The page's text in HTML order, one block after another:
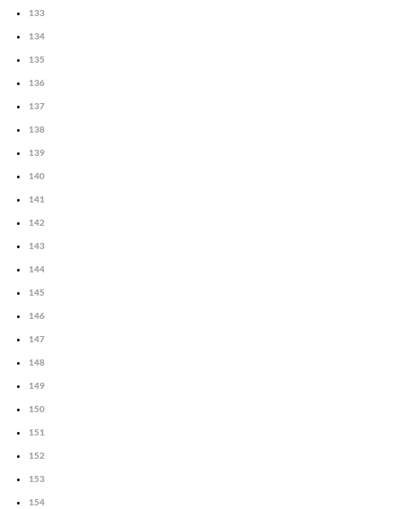
133
134
135
136
137
138
139
140
141
142
143
144
145
146
147
148
149
150
151
152
153
154